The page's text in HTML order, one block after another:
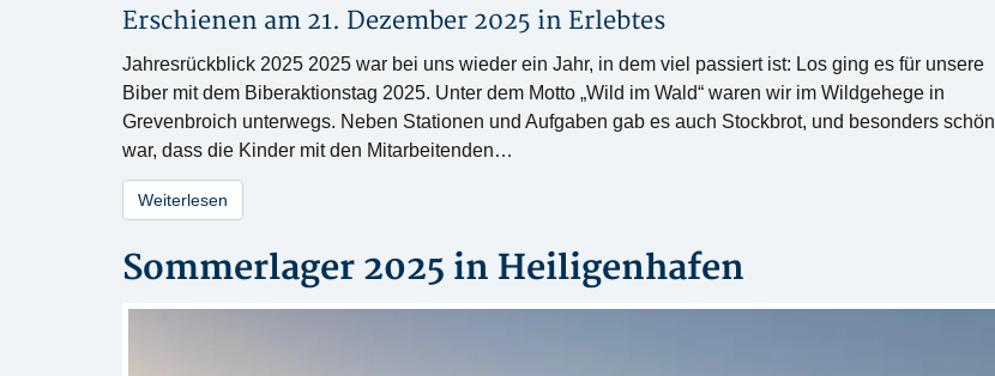
Erschienen am 21. Dezember 2025 in Erlebtes
Jahresrückblick 2025 2025 war bei uns wieder ein Jahr, in dem viel passiert ist: Los ging es für unsere
Biber mit dem Biberaktionstag 2025. Unter dem Motto „Wild im Wald“ waren wir im Wildgehege in
Grevenbroich unterwegs. Neben Stationen und Aufgaben gab es auch Stockbrot, und besonders schön
war, dass die Kinder mit den Mitarbeitenden…
Weiterlesen
Sommerlager 2025 in Heiligenhafen